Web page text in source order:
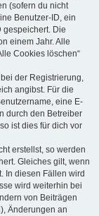
(sofern du nicht
Benutzer-ID, ein
gespeichert. Die
einem Jahr. Alle
Cookies löschen“
der Registrierung,
angibst. Für die
eine E-
durch den Betreiber
ist dies für dich vor
erstellst, so werden
Gleiches gilt, wenn
In diesen Fällen wird
wird weiterhin bei
von Beiträgen
Änderungen an